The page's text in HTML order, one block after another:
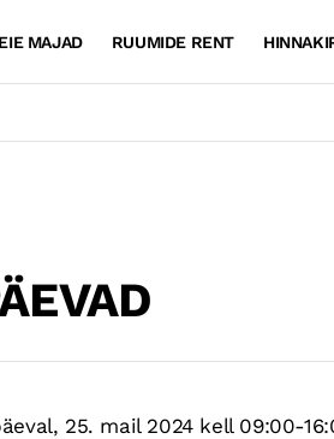
MAJAD RUUMIDE RENT
25. mail 2024 kell 09:00-